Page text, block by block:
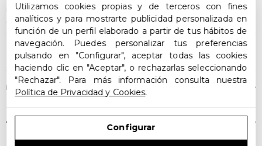
Los marcadores de hora y las agujas, resaltan con audacia sobre el dial,
ofreciendo una legibilidad excepcional incluso en las horas nocturnas,
gracias a su recubrimiento de Super-LumiNova®. La pulsera de acero
inoxidable, completamente rediseñada, se fusiona de manera armoniosa
con la caja, resaltando el estilo y la calidad de este reloj de alta gama.
Cada detalle, desde las líneas fluidas hasta los acabados meticulosos, refleja
la artesanía y la dedicación que caracterizan a esta pieza de relojería. Con
horas, minutos, segundos y una indicación de fecha, este reloj no solo
marca el tiempo, sino que también se convierte en una declaración de
LEER MÁS
FICHA TÉCNICA
Productos Relacionados
Utilizamos cookies propias y de terceros con fines
analíticos y para mostrarte publicidad personalizada en
función de un perfil elaborado a partir de tus hábitos de
navegación. Puedes personalizar tus preferencias
pulsando en "Configurar", aceptar todas las cookies
haciendo clic en "Aceptar", o rechazarlas seleccionando
"Rechazar". Para más información consulta nuestra
Política de Privacidad y Cookies.
Configurar